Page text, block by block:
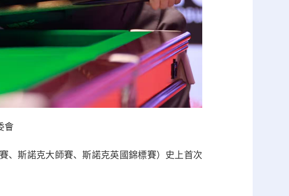
會
斯諾克大師賽、斯諾克英國錦標賽）史上首次